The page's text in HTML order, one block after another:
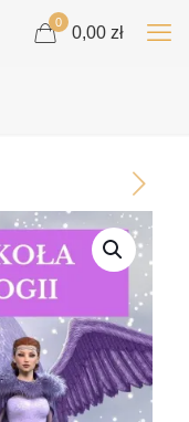
0
0,00 zł